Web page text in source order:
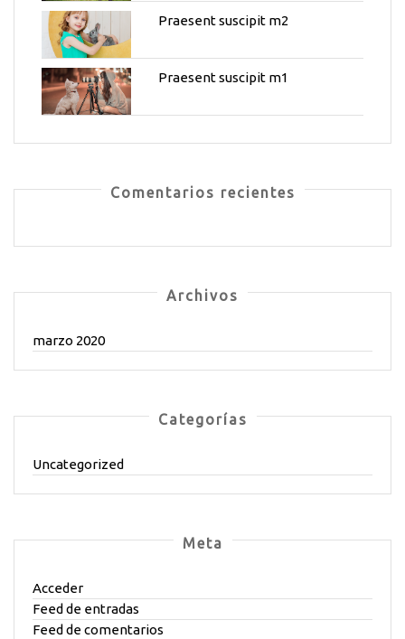
Praesent suscipit m2
Praesent suscipit m1
Comentarios recientes
Archivos
marzo 2020
Categorías
Uncategorized
Meta
Acceder
Feed de entradas
Feed de comentarios